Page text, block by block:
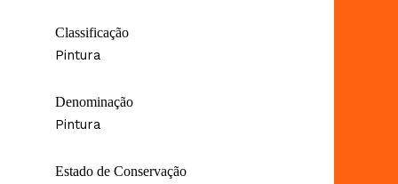
Classificação
Pintura
Denominação
Pintura
Estado de Conservação